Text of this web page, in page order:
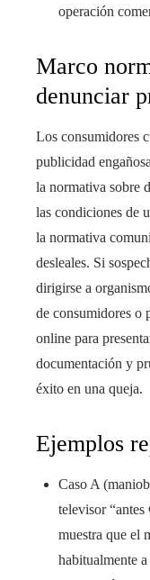
operación
Marco
denunciar
Los consumidores
publicidad
la normativa sobre
las condiciones de
la normativa
desleales. Si
dirigirse a
de consumidores o
online para
documentación y
éxito en una queja.
Ejemplos
Caso A
televisor
muestra que el
habitualmente